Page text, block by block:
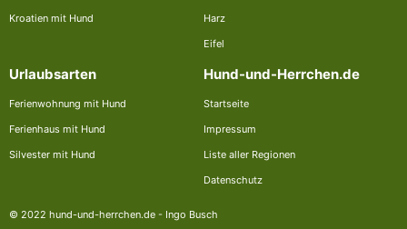
Kroatien mit Hund
Harz
Eifel
Urlaubsarten
Ferienwohnung mit Hund
Ferienhaus mit Hund
Silvester mit Hund
Hund-und-Herrchen.de
Startseite
Impressum
Liste aller Regionen
Datenschutz
© 2022 hund-und-herrchen.de - Ingo Busch